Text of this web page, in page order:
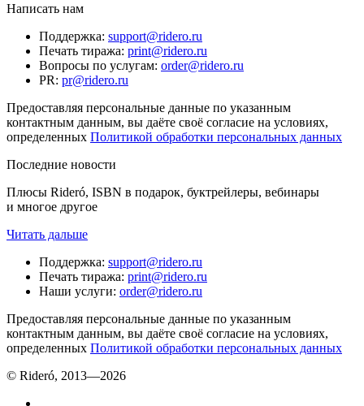
Написать нам
Поддержка: support@ridero.ru
Печать тиража: print@ridero.ru
Вопросы по услугам: order@ridero.ru
PR: pr@ridero.ru
Предоставляя персональные данные по указанным
контактным данным, вы даёте своё согласие на условиях,
определенных Политикой обработки персональных данных
Последние новости
Плюсы Rideró, ISBN в подарок, буктрейлеры, вебинары
и многое другое
Читать дальше
Поддержка: support@ridero.ru
Печать тиража: print@ridero.ru
Наши услуги: order@ridero.ru
Предоставляя персональные данные по указанным
контактным данным, вы даёте своё согласие на условиях,
определенных Политикой обработки персональных данных
© Rideró, 2013—2026